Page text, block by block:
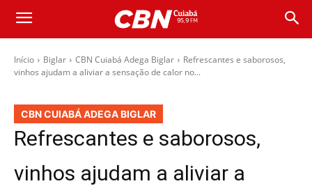
Início Biglar CBN Cuiabá Adega Biglar
Refrescantes e saborosos,
vinhos ajudam a aliviar a sensação de calor no...
CBN CUIABÁ ADEGA BIGLAR
Refrescantes e saborosos,
vinhos ajudam a aliviar a